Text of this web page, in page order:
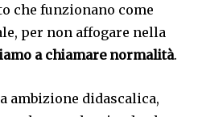
che funzionano come
per non affogare nella
a chiamare normalità.
ambizione didascalica,